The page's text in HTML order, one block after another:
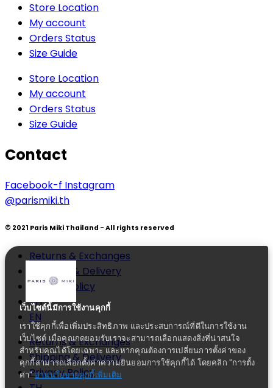
Store Location
My account
Orders Status
Size Guide
Store Location
My account
Orders Status
Size Guide
Contact
Facebook-f Instagram
@parismiki.th
© 2021 Paris Miki Thailand - All rights reserved
Returns & Exchanges
Shipping & Delivery
Privacy Policy
TH
EN
Returns & Exchanges
Shipping & Delivery
Privacy Policy
เว็บไซต์นี้มีการใช้งานคุกกี้
เราใช้คุกกี้เพื่อเพิ่มประสิทธิภาพ และประสบการณ์ที่ดีในการใช้งาน
เว็บไซต์ เมื่อคุณกดยอมรับเราจะสามารถเลือกแสดงสิ่งที่น่าสนใจ
สำหรับคุณได้โดยเฉพาะ และหากคุณต้องการเปลี่ยนการตั้งค่าของ
คุกกี้สามารถเลือกตั้งค่าความยินยอมการใช้คุกกี้ได้ โดยคลิก "การตั้ง
ค่า"อ่านนโยบายคุกกี้เพิ่มเติม